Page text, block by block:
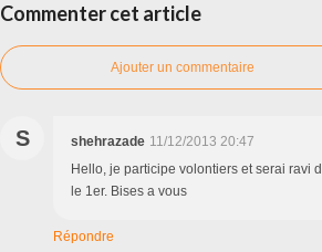
Commenter cet article
Ajouter un commentaire
S shehrazade 11/12/2013 20:47
Hello, je participe volontiers et serai ravi
le 1er. Bises a vous
Répondre